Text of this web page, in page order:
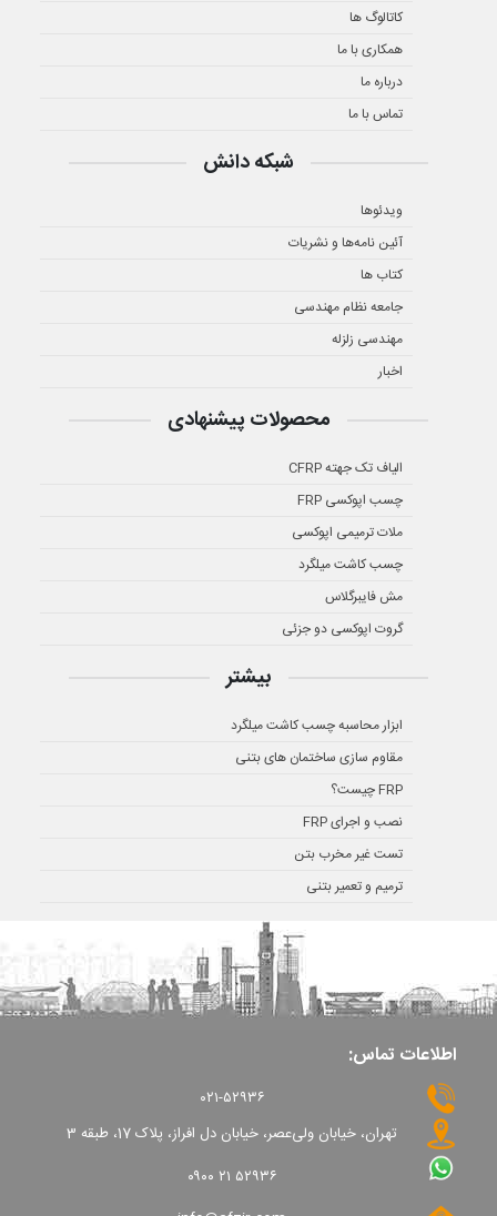
کاتالوگ ها
همکاری با ما
درباره ما
تماس با ما
شبکه دانش
ویدئوها
آئین نامه‌ها و نشریات
کتاب ها
جامعه نظام مهندسی
مهندسی زلزله
اخبار
محصولات پیشنهادی
الیاف تک جهته CFRP
چسب اپوکسی FRP
ملات ترمیمی اپوکسی
چسب کاشت میلگرد
مش فایبرگلاس
گروت اپوکسی دو جزئی
بیشتر
ابزار محاسبه چسب کاشت میلگرد
مقاوم سازی ساختمان های بتنی
FRP چیست؟
نصب و اجرای FRP
تست غیر مخرب بتن
ترمیم و تعمیر بتنی
اطلاعات تماس:
۰۲۱-۵۲۹۳۶
تهران، خیابان ولی‌عصر، خیابان دل افراز، پلاک 17، طبقه 3
۰۹۰۰ ۲۱ ۵۲۹۳۶